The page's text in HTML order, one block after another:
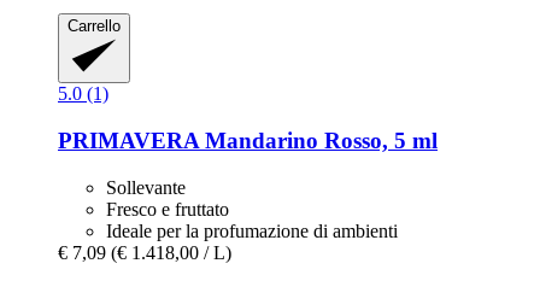
Carrello
5.0 (1)
PRIMAVERA Mandarino Rosso, 5 ml
Sollevante
Fresco e fruttato
Ideale per la profumazione di ambienti
€ 7,09 (€ 1.418,00 / L)